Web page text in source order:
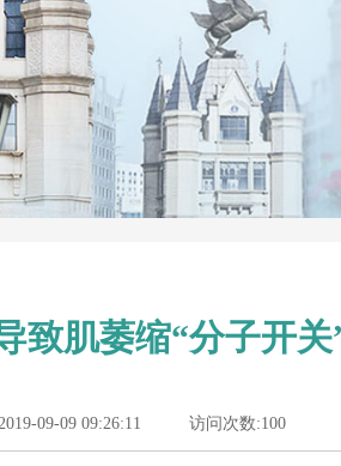
致肌萎缩“分子开关
09-09 09:26:11 访问次数:100